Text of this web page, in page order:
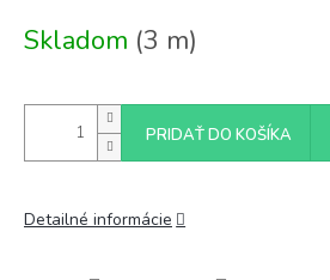
cena:
Skladom (3 m)
PRIDAŤ DO KOŠÍKA
Detailné informácie